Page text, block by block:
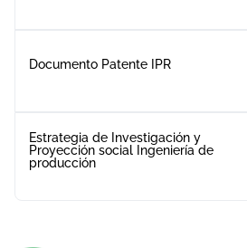
Documento Patente IPR
Estrategia de Investigación y
Proyección social Ingeniería de
producción